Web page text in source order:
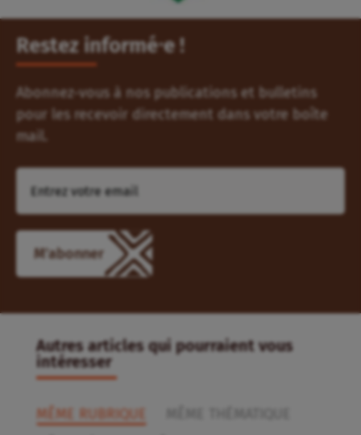
Restez informé⸱e !
Abonnez-vous à nos publications et bulletins
pour les recevoir directement dans votre boîte
mail.
Autres articles qui pourraient vous
intéresser
MÊME RUBRIQUE